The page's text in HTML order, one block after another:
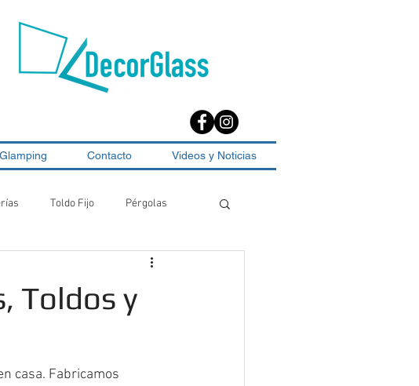
Glamping Contacto Videos y Noticias
Toldo Fijo Pérgolas
Toldos y
casa. Fabricamos